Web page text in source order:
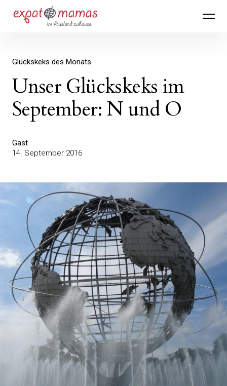
überspringen
Expatmamas – im Ausland zuhause
Glückskeks des Monats
Unser Glückskeks im
September: N und O
Gast
14. September 2016